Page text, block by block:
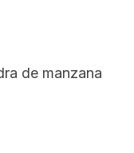
de manzana